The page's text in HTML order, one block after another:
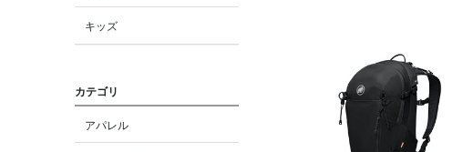
キッズ
カテゴリ
アパレル